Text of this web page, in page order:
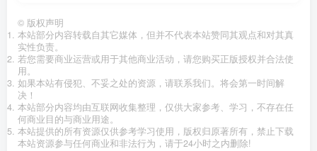
© 版权声明
本站部分内容转载自其它媒体，但并不代表本站赞同其观点和对其真
实性负责。
若您需要商业运营或用于其他商业活动，请您购买正版授权并合法使
用。
如果本站有侵犯、不妥之处的资源，请联系我们。将会第一时间解
决！
本站部分内容均由互联网收集整理，仅供大家参考、学习，不存在任
何商业目的与商业用途。
本站提供的所有资源仅供参考学习使用，版权归原著所有，禁止下载
本站资源参与任何商业和非法行为，请于24小时之内删除!